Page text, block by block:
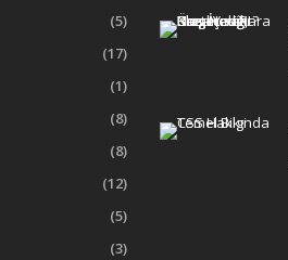
(5)
(17)
(1)
(8)
(8)
(12)
(5)
(3)